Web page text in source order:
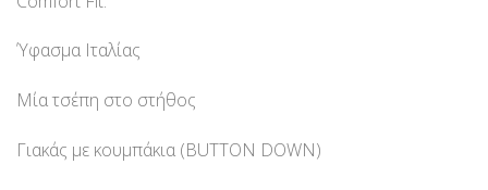
Ύφασμα Ιταλίας
Μία τσέπη στο στήθος
Γιακάς με κουμπάκια (BUTTON DOWN)